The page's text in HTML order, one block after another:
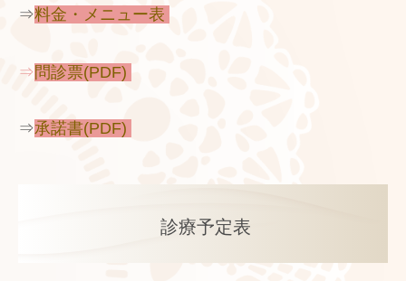
⇒料金・メニュー表
⇒ 問診票(PDF)
⇒承諾書(PDF)
診療予定表